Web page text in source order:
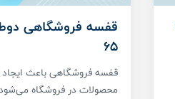
65
قفسه فروشگاهی باعث ایجاد
محصولات در فروشگاه